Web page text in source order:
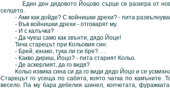
Един ден дядовото Йоцово сърце се разигра от ново
селцето.
- Ами как дойде? С войнишки дрехи? - пита
- Във войнишки дрехи - отговарят му.
- И с калъчка?
- Да чуеш само как звънти, дядо Йоце!
Тича старецът при Кольовия син:
- Брей, юнако, тука ли си бре?. . .
- Какво дириш, Йоцо? - пита старият Кольо.
- Де аскерлият, да го видя?
Кольо извика сина си да го види дядо Йоцо и се
Старецът го усеща по сабята, която чатка по камъните.
весело. Па му бара дебелия шинел, копчетата,